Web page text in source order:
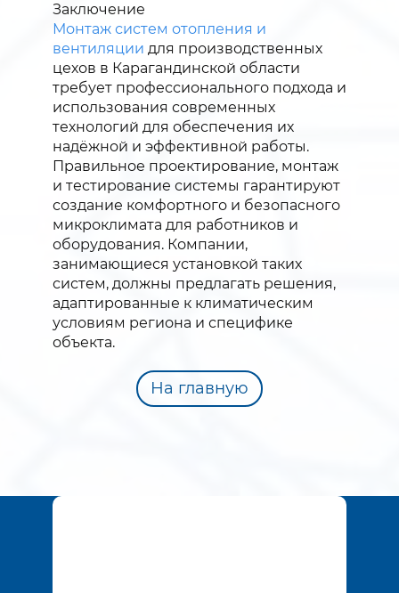
Заключение
Монтаж систем отопления и
вентиляции для производственных
цехов в Карагандинской области
требует профессионального подхода и
использования современных
технологий для обеспечения их
надёжной и эффективной работы.
Правильное проектирование, монтаж
и тестирование системы гарантируют
создание комфортного и безопасного
микроклимата для работников и
оборудования. Компании,
занимающиеся установкой таких
систем, должны предлагать решения,
адаптированные к климатическим
условиям региона и специфике
объекта.
На главную